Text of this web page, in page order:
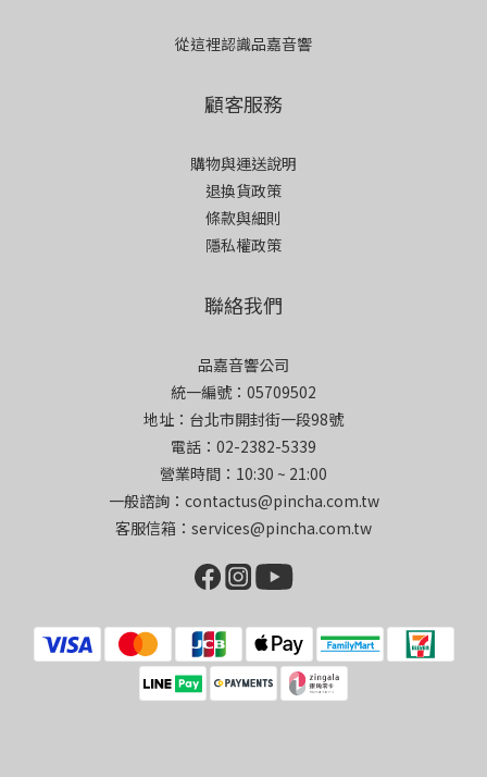
從這裡認識品嘉音響
顧客服務
購物與運送說明
退換貨政策
條款與細則
隱私權政策
聯絡我們
品嘉音響公司
統一編號：05709502
地址：台北市開封街一段98號
電話：02-2382-5339
營業時間：10:30 ~ 21:00
一般諮詢：contactus@pincha.com.tw
客服信箱：services@pincha.com.tw